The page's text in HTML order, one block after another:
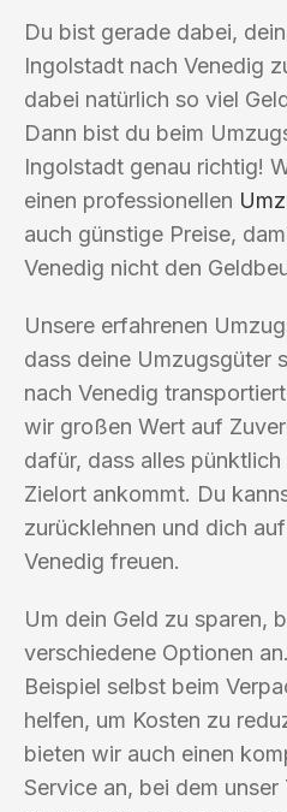
Du bist gerade dabei,
Ingolstadt nach Venedig
dabei natürlich so viel
Dann bist du beim
Ingolstadt genau richtig!
einen professionellen
auch günstige Preise,
Venedig nicht den
Unsere erfahrenen
dass deine Umzugsgüter
nach Venedig
wir großen Wert auf
dafür, dass alles
Zielort ankommt. Du
zurücklehnen und dich
Venedig freuen.
Um dein Geld zu sparen,
verschiedene Optionen
Beispiel selbst beim
helfen, um Kosten zu
bieten wir auch einen
Service an, bei dem